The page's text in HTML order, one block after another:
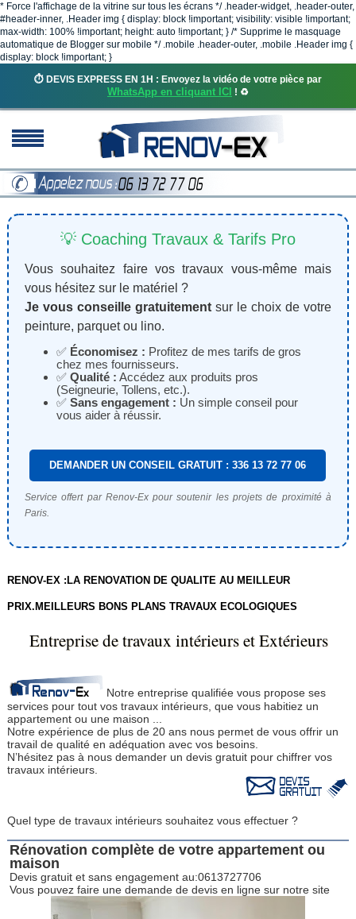
* Force l'affichage de la vitrine sur tous les écrans */ .header-widget, .header-outer,
#header-inner, .Header img { display: block !important; visibility: visible !important;
max-width: 100% !important; height: auto !important; } /* Supprime le masquage
automatique de Blogger sur mobile */ .mobile .header-outer, .mobile .Header img {
display: block !important; }
⏱️ DEVIS EXPRESS EN 1H : Envoyez la vidéo de votre pièce par
WhatsApp en cliquant ICI ! ♻️
💡 Coaching Travaux & Tarifs Pro
Vous souhaitez faire vos travaux vous-même mais
vous hésitez sur le matériel ?
Je vous conseille gratuitementsur le choix de votre
peinture, parquet ou lino.
✅ Économisez : Profitez de mes tarifs de gros
chez mes fournisseurs.
✅ Qualité : Accédez aux produits pros
(Seigneurie, Tollens, etc.).
✅ Sans engagement : Un simple conseil pour
vous aider à réussir.
DEMANDER UN CONSEIL GRATUIT : 336 13 72 77 06
Service offert par Renov-Ex pour soutenir les projets de proximité à
Paris.
RENOV-EX :LA RENOVATION DE QUALITE AU MEILLEUR
PRIX.MEILLEURS BONS PLANS TRAVAUX ECOLOGIQUES
Entreprise de travaux intérieurs et Extérieurs
Notre entreprise qualifiée vous propose ses
services pour tout vos travaux intérieurs, que vous habitiez un
appartement ou une maison ...
Notre expérience de plus de 20 ans nous permet de vous offrir un
travail de qualité en adéquation avec vos besoins.
N’hésitez pas à nous demander un devis gratuit pour chiffrer vos
travaux intérieurs.
Quel type de travaux intérieurs souhaitez vous effectuer ?
Rénovation complète de votre appartement ou
maison
Devis gratuit et sans engagement au:0613727706
Vous pouvez faire une demande de devis en ligne sur notre site